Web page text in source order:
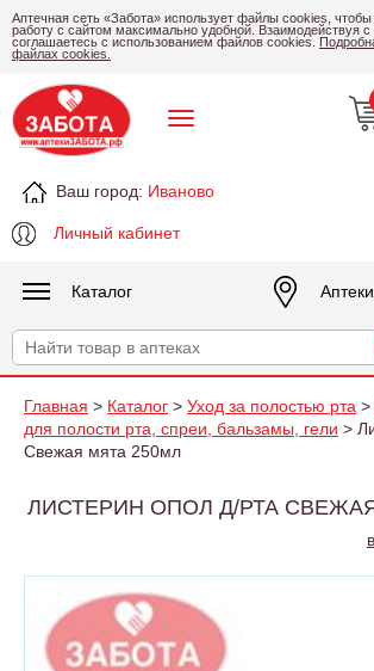
Аптечная сеть «Забота» использует файлы cookies,
работу с сайтом максимально удобной. Взаимодействуя
соглашаетесь с использованием файлов cookies.
файлах cookies.
Ваш город: Иваново
Личный кабинет
Каталог Аптеки
Главная > Каталог > Уход за полостью рта >
для полости рта, спреи, бальзамы, гели >
Свежая мята 250мл
ЛИСТЕРИН ОПОЛ Д/РТА